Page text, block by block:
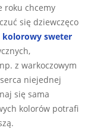
roku chcemy
się dziewczęco
kolorowy sweter
z warkoczowym
niejednej
się sama
kolorów potrafi